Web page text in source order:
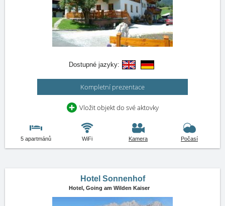
Dostupné jazyky:
Kompletní prezentace
Vložit objekt do své aktovky
5 apartmánů WiFi Kamera Počasí
Hotel Sonnenhof
Hotel, Going am Wilden Kaiser